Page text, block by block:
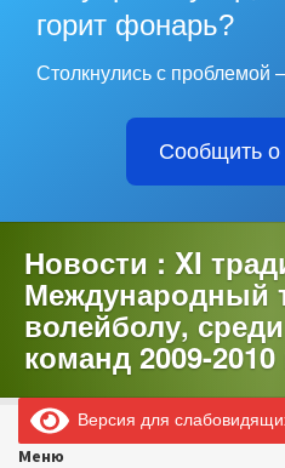
горит фонарь?
Столкнулись с проблемой
Сообщить
Новости : XI
Международный
волейболу,
команд 2009-2010
Версия для
Меню